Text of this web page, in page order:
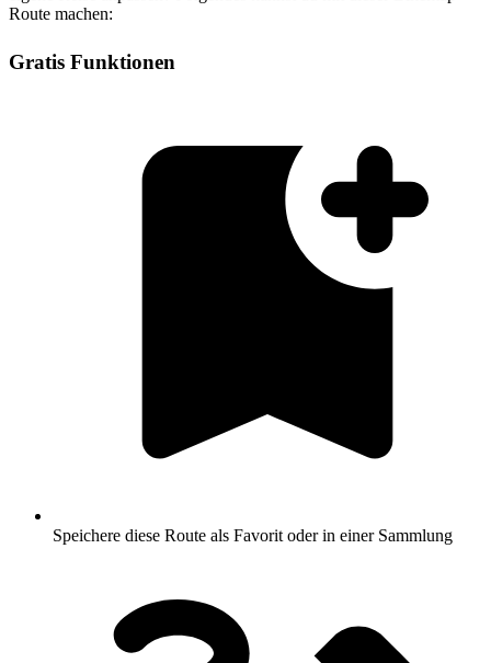
Route machen:
Gratis Funktionen
Speichere diese Route als Favorit oder in einer Sammlung